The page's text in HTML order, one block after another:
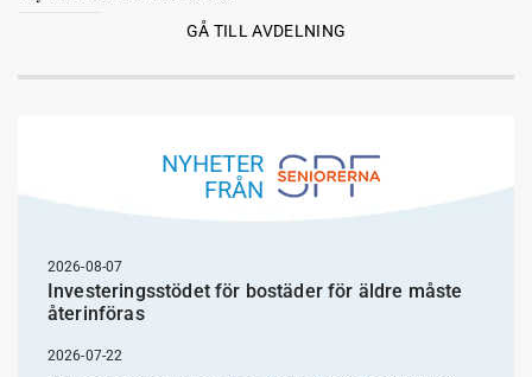
GÅ TILL AVDELNING
NYHETER
FRÅN
2026-08-07
Investeringsstödet för bostäder för äldre måste
återinföras
2026-07-22